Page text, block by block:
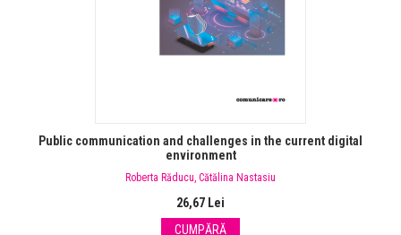
Public communication and challenges in the current digital
environment
Roberta Răducu, Cătălina Nastasiu
26,67 Lei
CUMPĂRĂ